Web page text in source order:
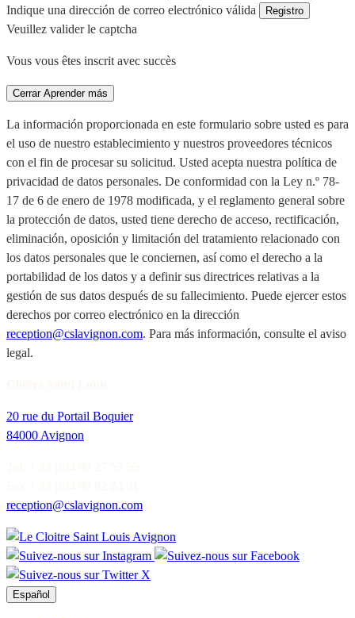
Indique una dirección de correo electrónico válida
Registro
Veuillez valider le captcha
Vous vous êtes inscrit avec succès
Cerrar Aprender más
La información proporcionada en este formulario sobre usted es para
el uso de nuestro establecimiento y nuestros proveedores técnicos
con el fin de procesar su solicitud. Usted acepta nuestra política de
privacidad de datos personales. De conformidad con la Ley n.º 78-
17 de 6 de enero de 1978 modificada, y el reglamento general sobre
la protección de datos, usted tiene derecho de acceso, rectificación,
eliminación, oposición y limitación del tratamiento relacionado con
los datos personales que le conciernen, así como el derecho a la
portabilidad de los datos y a definir sus directrices relativas a la
gestión de sus datos después de su fallecimiento. Puede ejercer estos
derechos por correo electrónico en la dirección
reception@cslavignon.com. Para más información, consulte el aviso
legal.
20 rue du Portail Boquier
84000 Avignon
reception@cslavignon.com
Español